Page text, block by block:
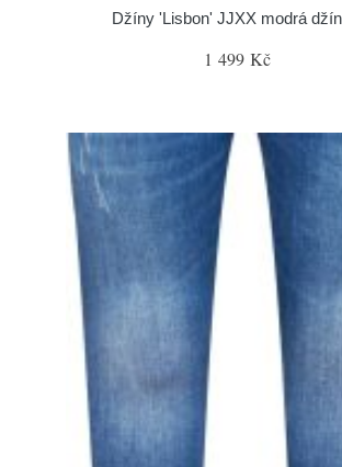
Džíny 'Lisbon' JJXX modrá
1 499 Kč